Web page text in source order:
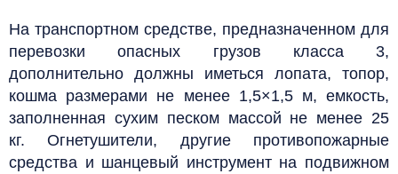
На транспортном средстве, предназначенном для
перевозки опасных грузов класса 3,
дополнительно должны иметься лопата, топор,
кошма размерами не менее 1,5×1,5 м, емкость,
заполненная сухим песком массой не менее 25
кг.Огнетушители, другие противопожарные
средства и шанцевый инструмент на подвижном